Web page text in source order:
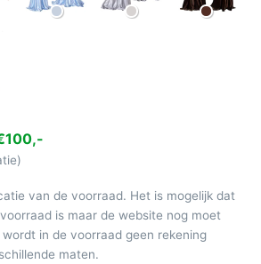
van de voorraad. Het is mogelijk dat
is maar de website nog moet
in de voorraad geen rekening
maten.